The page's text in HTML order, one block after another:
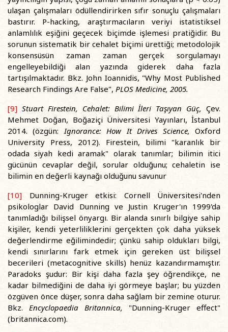
ulaşan çalışmaları ödüllendirirken sıfır sonuçlu çalışmaları
bastırır. P-hacking, araştırmacıların veriyi istatistiksel
anlamlılık eşiğini geçecek biçimde işlemesi pratiğidir. Bu
sorunun sistematik bir cehalet biçimi ürettiği; metodolojik
konsensüsün zaman zaman gerçek sorgulamayı
engelleyebildiği alan yazında giderek daha fazla
tartışılmaktadır. Bkz. John Ioannidis, "Why Most Published
Research Findings Are False", PLOS Medicine, 2005.
[9] Stuart Firestein, Cehalet: Bilimi İleri Taşıyan Güç, Çev.
Mehmet Doğan, Boğaziçi Üniversitesi Yayınları, İstanbul
2014. (özgün: Ignorance: How It Drives Science,Oxford
University Press, 2012). Firestein, bilimi "karanlık bir
odada siyah kedi aramak" olarak tanımlar; bilimin itici
gücünün cevaplar değil, sorular olduğunu; cehaletin ise
bilimin en değerli kaynağı olduğunu savunur
[10] Dunning-Kruger etkisi: Cornell Üniversitesi'nden
psikologlar David Dunning ve Justin Kruger'ın 1999'da
tanımladığı bilişsel önyargı. Bir alanda sınırlı bilgiye sahip
kişiler, kendi yeterliliklerini gerçekten çok daha yüksek
değerlendirme eğilimindedir; çünkü sahip oldukları bilgi,
kendi sınırlarını fark etmek için gereken üst bilişsel
becerileri (metacognitive skills) henüz kazandırmamıştır.
Paradoks şudur: Bir kişi daha fazla şey öğrendikçe, ne
kadar bilmediğini de daha iyi görmeye başlar; bu yüzden
özgüven önce düşer, sonra daha sağlam bir zemine oturur.
Bkz. Encyclopaedia Britannica, "Dunning-Kruger effect"
(britannica.com).